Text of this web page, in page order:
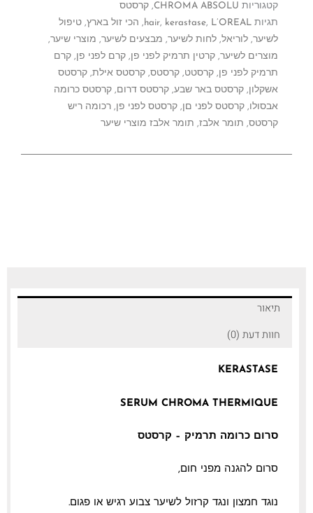
קטגוריות CHROMA ABSOLU
, קרסטס
תגיות
hair, kerastase, L’OREAL
, הכי זול בארץ, טיפול
לשיער, לוריאל, לחות לשיער, מבצעים לשיער, מוצרי שיער,
מוצרים לשיער, קרטין תרמיק לפני פן, קרם לפני פן, קרם
תרמיק לפני פן, קרסטט, קרסטס, קרסטס אילת, קרסטס
אשקלון, קרסטס באר שבע, קרסטס דרום, קרסטס כרומה
אבסולו, קרסטס לפני םן, קרסטס לפני פן, רכומה ריש
קרסטס, תומר אלבז, תומר אלבז מוצרי שיער
תיאור
חוות דעת (0)
KERASTASE
SERUM CHROMA THERMIQUE
סרום כרומה תרמיק – קרסטס
סרום להגנה מפני חום,
נוגד חמצון ונגד קרזול לשיער צבוע רגיש או פגום.